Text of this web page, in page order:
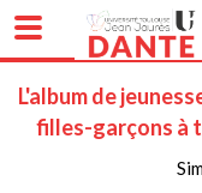
L'album de
filles-garçons à